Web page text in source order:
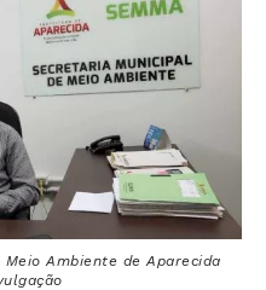
Ambiente de Aparecida